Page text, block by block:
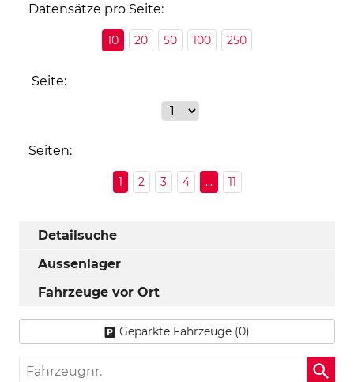
Datensätze pro Seite:
10 20 50 100 250
Seite:
Seiten:
1 2 3 4 ... 11
Detailsuche
Aussenlager
Fahrzeuge vor Ort
Geparkte Fahrzeuge (0)
Fahrzeugnr.